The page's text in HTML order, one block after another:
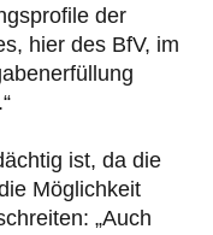
der
hier des BfV, im
ist, da die
Möglichkeit
„Auch